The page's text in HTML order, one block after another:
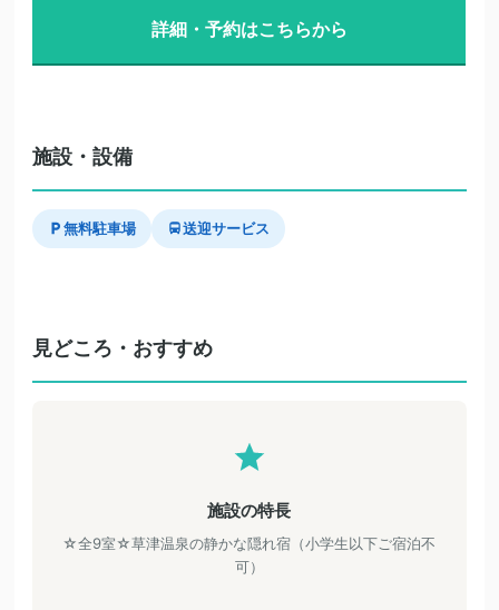
詳細・予約はこちらから
施設・設備
無料駐車場 送迎サービス
見どころ・おすすめ
施設の特長
☆全9室☆草津温泉の静かな隠れ宿（小学生以下ご宿泊不
可）